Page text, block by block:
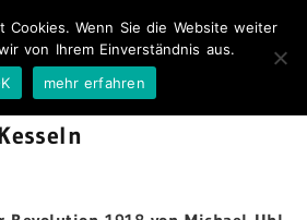
Cookies. Wenn Sie die Website weiter
von Ihrem Einverständnis aus.
mehr erfahren